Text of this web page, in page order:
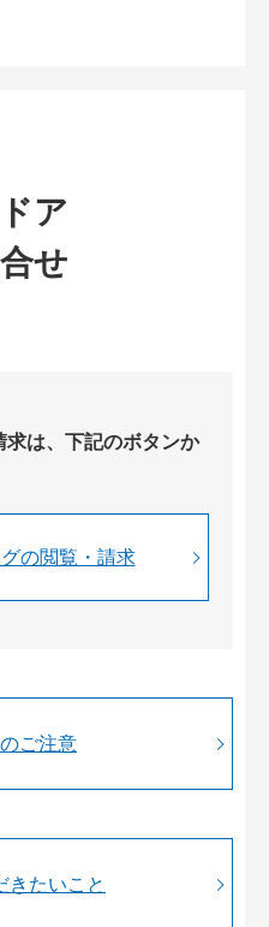
ア
せ
は、下記のボタンか
の閲覧・請求
ご注意
きたいこと